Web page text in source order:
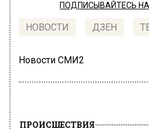
ПОДПИСЫВАЙТЕСЬ
НОВОСТИ ДЗЕН
Новости СМИ2
ПРОИСШЕСТВИЯ